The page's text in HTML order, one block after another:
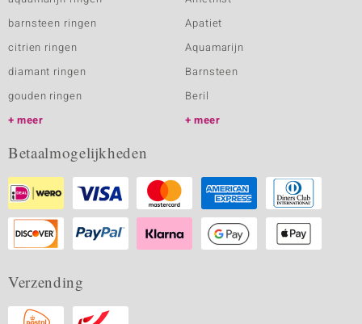
barnsteen ringen
citrien ringen
diamant ringen
gouden ringen
meer
Apatiet
Aquamarijn
Barnsteen
Beril
meer
Betaalmogelijkheden
Verzending